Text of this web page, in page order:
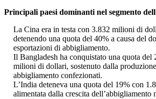
Principali paesi dominanti nel segmento
La Cina era in testa con 3.832 milioni di
detenendo una quota del 40% a causa del
esportazioni di abbigliamento.
Il Bangladesh ha conquistato una quota del
milioni di dollari, sostenuto dalla
abbigliamento confezionati.
L’India deteneva una quota del 19% con
alimentata dalla crescita dell’abbigliamento